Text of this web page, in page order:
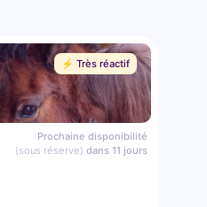
⚡️ Très réactif
Prochaine disponibilité
(sous réserve) dans 11 jours